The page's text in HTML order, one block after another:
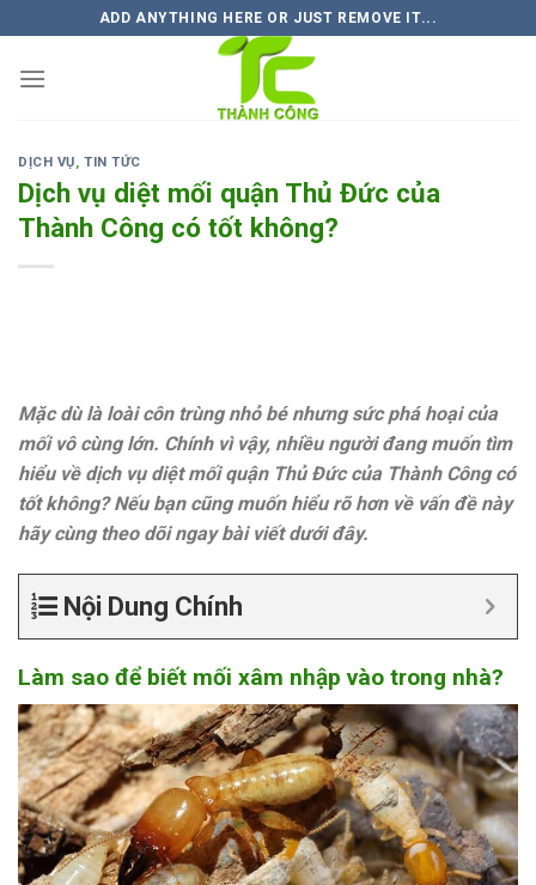
to
content
ADD ANYTHING HERE OR JUST REMOVE IT...
DỊCH VỤ,TIN TỨC
Dịch vụ diệt mối quận Thủ Đức của
Thành Công có tốt không?
Mặc dù là loài côn trùng nhỏ bé nhưng sức phá hoại của
mối vô cùng lớn. Chính vì vậy, nhiều người đang muốn tìm
hiểu về dịch vụ diệt mối quận Thủ Đức của Thành Công có
tốt không? Nếu bạn cũng muốn hiểu rõ hơn về vấn đề này
hãy cùng theo dõi ngay bài viết dưới đây.
Nội Dung Chính
Làm sao để biết mối xâm nhập vào trong nhà?